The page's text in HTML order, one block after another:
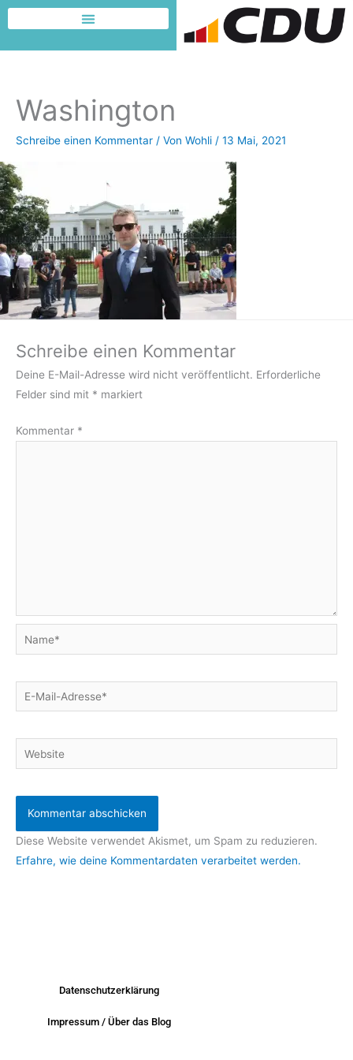
Zum
Inhalt
springen
Washington
Schreibe einen Kommentar / Von Wohli / 13 Mai, 2021
Schreibe einen Kommentar
Deine E-Mail-Adresse wird nicht veröffentlicht. Erforderliche
Felder sind mit * markiert
Kommentar *
Name*
E-
Mail-
Website
Diese Website verwendet Akismet, um Spam zu reduzieren.
Erfahre, wie deine Kommentardaten verarbeitet werden.
Datenschutzerklärung
Impressum / Über das Blog